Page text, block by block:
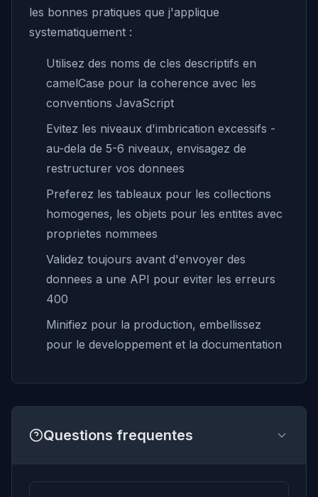
les bonnes pratiques que j'applique
systematiquement :
Utilisez des noms de cles descriptifs en
camelCase pour la coherence avec les
conventions JavaScript
Evitez les niveaux d'imbrication excessifs -
au-dela de 5-6 niveaux, envisagez de
restructurer vos donnees
Preferez les tableaux pour les collections
homogenes, les objets pour les entites avec
proprietes nommees
Validez toujours avant d'envoyer des
donnees a une API pour eviter les erreurs
400
Minifiez pour la production, embellissez
pour le developpement et la documentation
Questions frequentes